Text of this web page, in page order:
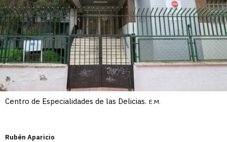
Centro de Especialidades de las Delicias. E.M.
Rubén Aparicio